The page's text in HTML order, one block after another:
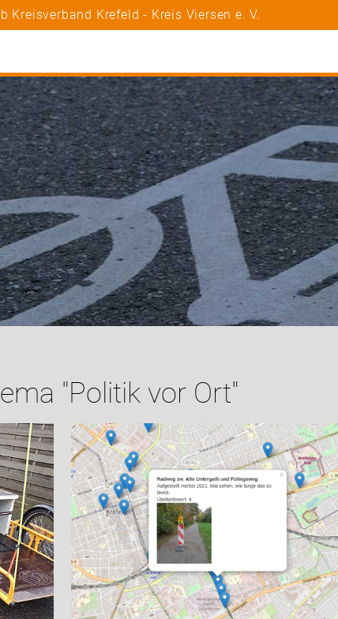
Kreisverband Krefeld - Kreis Viersen e. V.
"Politik vor Ort"